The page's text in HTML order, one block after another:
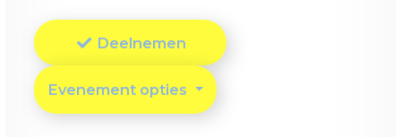
Deelnemen
Evenement opties